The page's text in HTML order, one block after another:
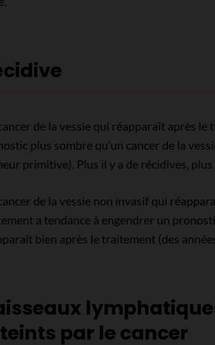
de la vessie qui réapparaît après
plus sombre qu’un cancer de la
primitive). Plus il y a de récidives,
de la vessie non invasif qui
a tendance à engendrer un
bien après le traitement (des
par le cancer